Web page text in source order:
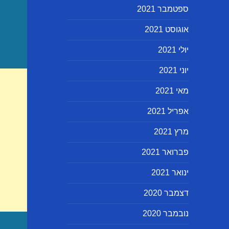
ספטמבר 2021
אוגוסט 2021
יולי 2021
יוני 2021
מאי 2021
אפריל 2021
מרץ 2021
פברואר 2021
ינואר 2021
דצמבר 2020
נובמבר 2020